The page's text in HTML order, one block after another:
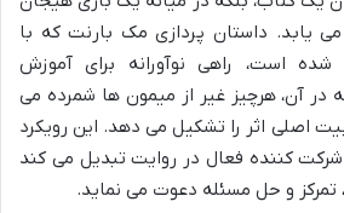
می یابد. داستان پردازی مک بارنت که با
شده است، راهی نوآورانه برای آموزش
در آن، هرچیز غیر از میمون ها شمرده می
اصلی اثر را تشکیل می دهد. این رویکرد
کننده فعال در روایت تبدیل می کند
تمرکز و حل مسئله دعوت می نماید.